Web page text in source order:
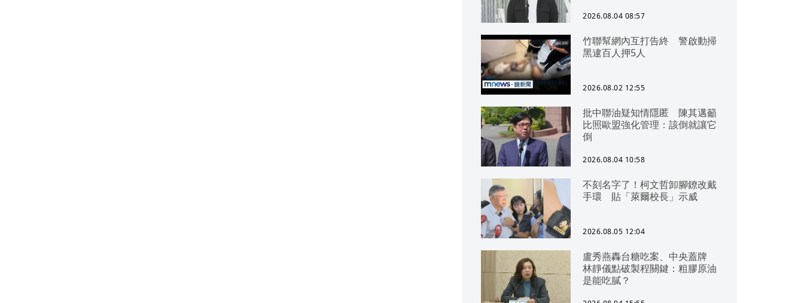
2026.08.04 08:57
竹聯幫網內互打告終 警啟動掃
黑逮百人押5人
2026.08.02 12:55
批中聯油疑知情隱匿 陳其邁籲
比照歐盟強化管理：該倒就讓它
倒
2026.08.04 10:58
不刻名字了！柯文哲卸腳鐐改戴
手環 貼「萊爾校長」示威
2026.08.05 12:04
盧秀燕轟台糖吃案、中央蓋牌
林靜儀點破製程關鍵：粗膠原油
是能吃膩？